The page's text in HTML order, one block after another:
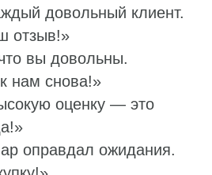
довольный клиент.
отзыв!»
вы довольны.
нам снова!»
оценку — это
оправдал ожидания.